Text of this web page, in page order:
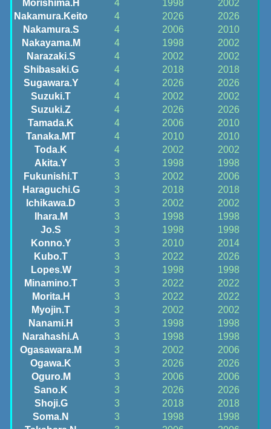
Morishima.H
4 1998
2002
Nakamura.Keito
4 2026
2026
Nakamura.S
4 2006
2010
Nakayama.M
4 1998
2002
Narazaki.S
4 2002
2002
Shibasaki.G
4 2018
2018
Sugawara.Y
4 2026
2026
Suzuki.T
4 2002
2002
Suzuki.Z
4 2026
2026
Tamada.K
4 2006
2010
Tanaka.MT
4 2010
2010
Toda.K
4 2002
2002
Akita.Y
3 1998
1998
Fukunishi.T
3 2002
2006
Haraguchi.G
3 2018
2018
Ichikawa.D
3 2002
2002
Ihara.M
3 1998
1998
Jo.S
3 1998
1998
Konno.Y
3 2010
2014
Kubo.T
3 2022
2026
Lopes.W
3 1998
1998
Minamino.T
3 2022
2022
Morita.H
3 2022
2022
Myojin.T
3 2002
2002
Nanami.H
3 1998
1998
Narahashi.A
3 1998
1998
Ogasawara.M
3 2002
2006
Ogawa.K
3 2026
2026
Oguro.M
3 2006
2006
Sano.K
3 2026
2026
Shoji.G
3 2018
2018
Soma.N
3 1998
1998